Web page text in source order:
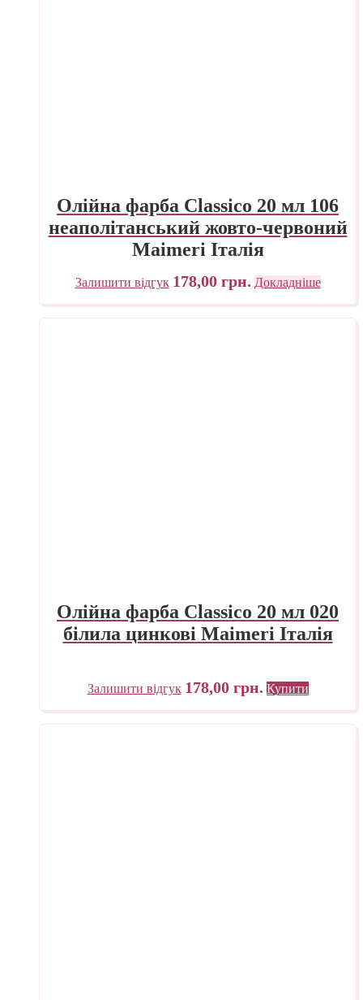
Олійна фарба Classico 20 мл 106
неаполітанський жовто-червоний
Maimeri Італія
Залишити відгук 178,00 грн. Докладніше
Олійна фарба Classico 20 мл 020
білила цинкові Maimeri Італія
Залишити відгук 178,00 грн. Купити